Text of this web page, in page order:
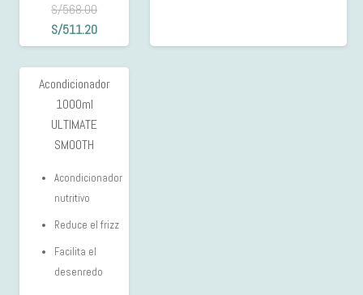
S/568.00
El
precio
original
era:
S/568.00.
S/511.20El
precio
actual
es:
3%
Acondicionador
1000ml
ULTIMATE
SMOOTH
Acondicionador
nutritivo
Reduce el frizz
Facilita el
desenredo